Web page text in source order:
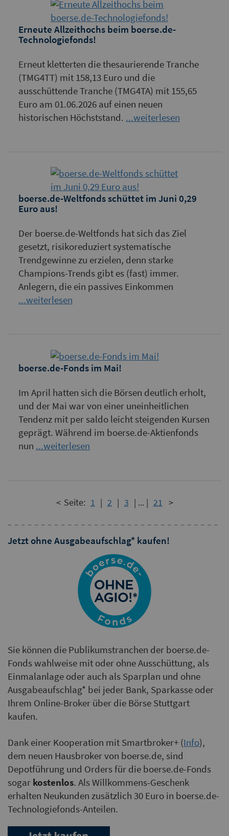
Erneute Allzeithochs beim boerse.de-
Technologiefonds!
Erneut kletterten die thesaurierende Tranche
(TMG4TT) mit 158,13 Euro und die
ausschüttende Tranche (TMG4TA) mit 155,65
Euro am 01.06.2026 auf einen neuen
historischen Höchststand. ...weiterlesen
boerse.de-Weltfonds schüttet im Juni 0,29
Euro aus!
Der boerse.de-Weltfonds hat sich das Ziel
gesetzt, risikoreduziert systematische
Trendgewinne zu erzielen, denn starke
Champions-Trends gibt es (fast) immer.
Anlegern, die ein passives Einkommen
...weiterlesen
boerse.de-Fonds im Mai!
Im April hatten sich die Börsen deutlich erholt,
und der Mai war von einer uneinheitlichen
Tendenz mit per saldo leicht steigenden Kursen
geprägt. Während im boerse.de-Aktienfonds
nun ...weiterlesen
< Seite: 1 | 2 | 3 | ... | 21 >
Jetzt ohne Ausgabeaufschlag* kaufen!
Sie können die Publikumstranchen der boerse.de-
Fonds wahlweise mit oder ohne Ausschüttung, als
Einmalanlage oder auch als Sparplan und ohne
Ausgabe­auf­schlag* bei jeder Bank, Sparkasse oder
Ihrem Online-Broker über die Börse Stuttgart
kaufen.
Dank einer Kooperation mit Smartbroker+ (Info),
dem neuen Hausbroker von boerse.de, sind
Depotführung und Orders für die boerse.de-Fonds
sogar kostenlos. Als Willkommens-Geschenk
erhalten Neukunden zusätzlich 30 Euro in boerse.de-
Technologiefonds-Anteilen.